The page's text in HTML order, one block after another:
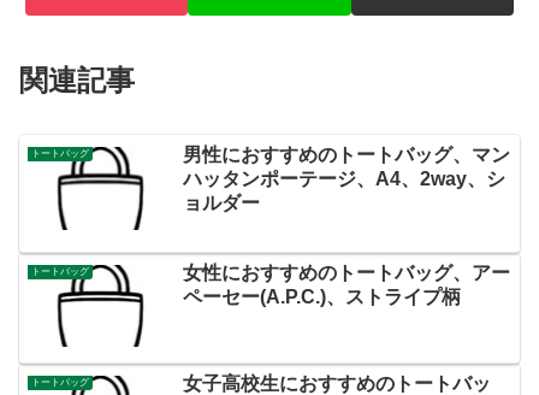
関連記事
トートバッグ
男性におすすめのトートバッグ、マン
ハッタンポーテージ、A4、2way、シ
ョルダー
トートバッグ
女性におすすめのトートバッグ、アー
ペーセー(A.P.C.)、ストライプ柄
トートバッグ
女子高校生におすすめのトートバッ